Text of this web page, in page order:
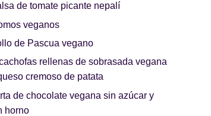
de tomate picante nepalí
veganos
de Pascua vegano
rellenas de sobrasada vegana
cremoso de patata
de chocolate vegana sin azúcar y
horno